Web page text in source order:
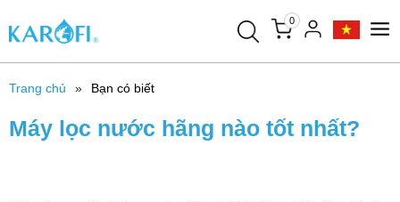
0
Trang chủ Bạn có biết
Máy lọc nước hãng nào tốt nhất?